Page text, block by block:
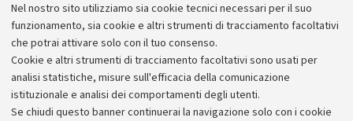
Nel nostro sito utilizziamo sia cookie tecnici necessari per il suo
funzionamento, sia cookie e altri strumenti di tracciamento facoltativi
che potrai attivare solo con il tuo consenso.
Cookie e altri strumenti di tracciamento facoltativi sono usati per
analisi statistiche, misure sull'efficacia della comunicazione
istituzionale e analisi dei comportamenti degli utenti.
Se chiudi questo banner continuerai la navigazione solo con i cookie
Alumni community
Piano strategico
Bilanci
Donazioni e 5x1000